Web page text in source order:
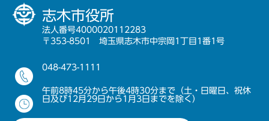
志木市役所
法人番号4000020112283
〒353-8501 埼玉県志木市中宗岡1丁目1番1号
048-473-1111
午前8時45分から午後4時30分まで（土・日曜日、祝休
日及び12月29日から1月3日までを除く）